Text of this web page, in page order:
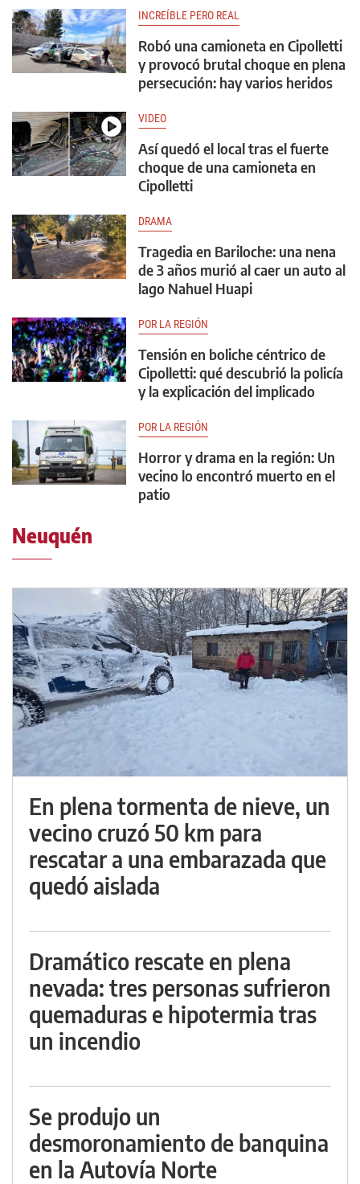
INCREÍBLE PERO REAL
Robó una camioneta en Cipolletti
y provocó brutal choque en plena
persecución: hay varios heridos
VIDEO
Así quedó el local tras el fuerte
choque de una camioneta en
Cipolletti
DRAMA
Tragedia en Bariloche: una nena
de 3 años murió al caer un auto al
lago Nahuel Huapi
POR LA REGIÓN
Tensión en boliche céntrico de
Cipolletti: qué descubrió la policía
y la explicación del implicado
POR LA REGIÓN
Horror y drama en la región: Un
vecino lo encontró muerto en el
patio
Neuquén
En plena tormenta de nieve, un
vecino cruzó 50 km para
rescatar a una embarazada que
quedó aislada
Dramático rescate en plena
nevada: tres personas sufrieron
quemaduras e hipotermia tras
un incendio
Se produjo un
desmoronamiento de banquina
en la Autovía Norte